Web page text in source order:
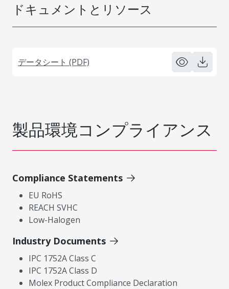
ドキュメントとリソース
データシート (PDF)
製品環境コンプライアンス
Compliance Statements
EU RoHS
REACH SVHC
Low-Halogen
Industry Documents
IPC 1752A Class C
IPC 1752A Class D
Molex Product Compliance Declaration